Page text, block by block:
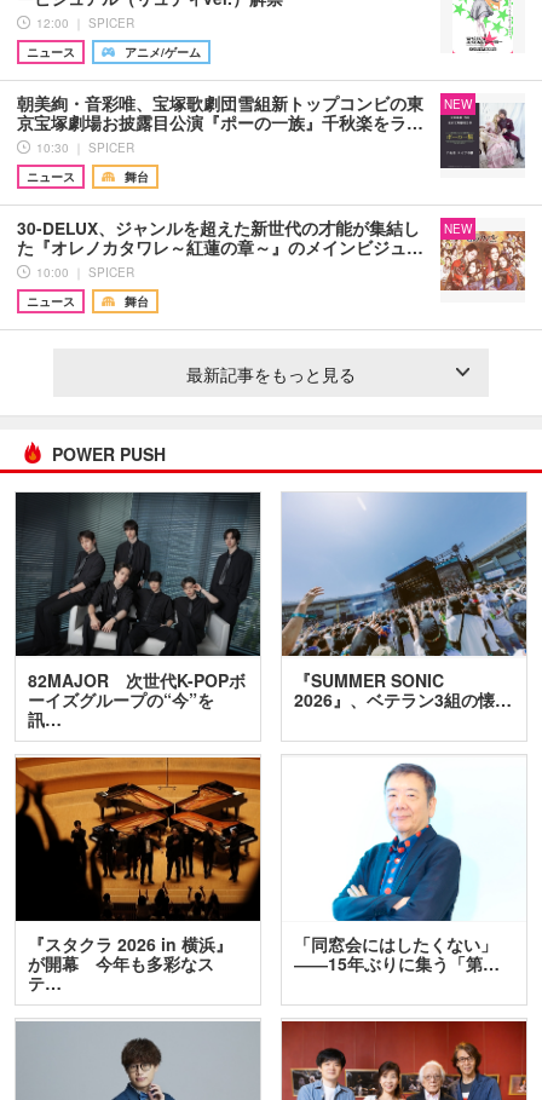
12:00 ｜ SPICER
ニュース
アニメ/ゲーム
朝美絢・音彩唯、宝塚歌劇団雪組新トップコンビの東
京宝塚劇場お披露目公演『ポーの一族』千秋楽をラ…
10:30 ｜ SPICER
ニュース
舞台
NEW
30-DELUX、ジャンルを超えた新世代の才能が集結し
た『オレノカタワレ～紅蓮の章～』のメインビジュ…
10:00 ｜ SPICER
ニュース
舞台
NEW
最新記事をもっと見る
POWER PUSH
82MAJOR 次世代K-POPボ
ーイズグループの“今”を
訊…
『SUMMER SONIC
2026』、ベテラン3組の懐…
『スタクラ 2026 in 横浜』
が開幕 今年も多彩なス
テ…
「同窓会にはしたくない」
――15年ぶりに集う「第…